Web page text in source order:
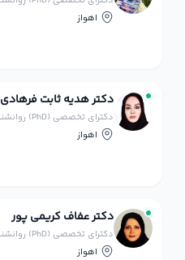
اهواز
دکتر هدیه ثابت فرهادی
دکترای تخصصی (PhD) روانشناسی بالینی
اهواز
دکتر عفاف کریمی پور
دکترای تخصصی (PhD) روانشناسی بالینی
اهواز